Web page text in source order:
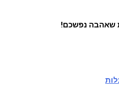
שאהבה נפשכם!